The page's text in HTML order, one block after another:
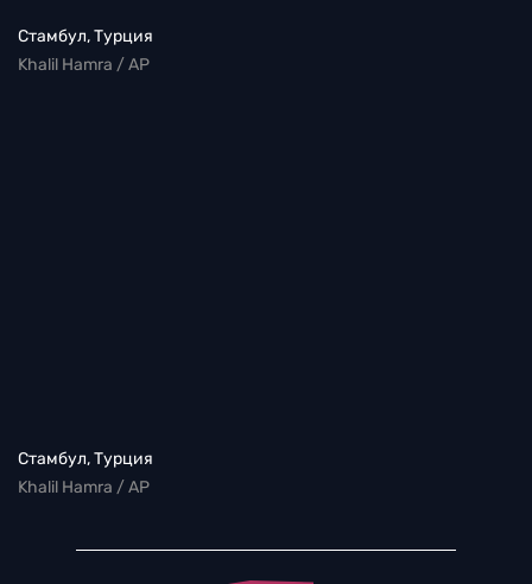
Стамбул, Турция
Khalil Hamra / AP
Стамбул, Турция
Khalil Hamra / AP